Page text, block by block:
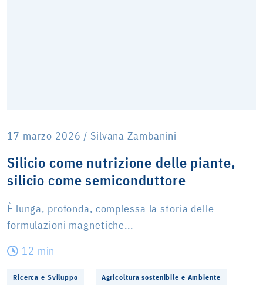
17 marzo 2026 / Silvana Zambanini
Silicio come nutrizione delle piante,
silicio come semiconduttore
È lunga, profonda, complessa la storia delle
formulazioni magnetiche...
12 min
Ricerca e Sviluppo
Agricoltura sostenibile e Ambiente